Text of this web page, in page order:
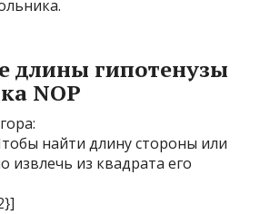
длины гипотенузы
NOP
найти длину стороны или
извлечь из квадрата его